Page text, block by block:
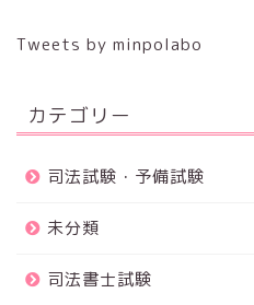
Tweets by minpolabo
カテゴリー
司法試験・予備試験
未分類
司法書士試験